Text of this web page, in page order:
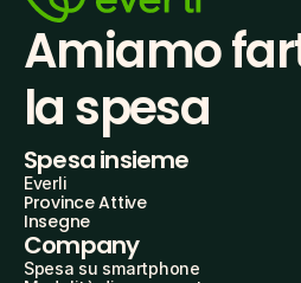
Amiamo
la spesa
Spesa insieme
Everli
Province Attive
Insegne
Company
Spesa su smartphone